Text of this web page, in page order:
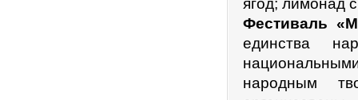
ягод; лимонад
Фестиваль
единства
народным